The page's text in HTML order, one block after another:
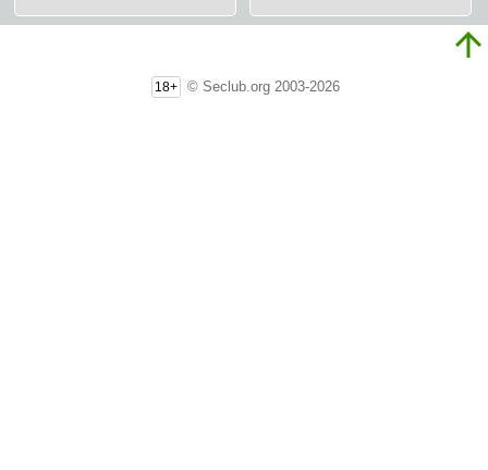
18+ © Seclub.org 2003-2026